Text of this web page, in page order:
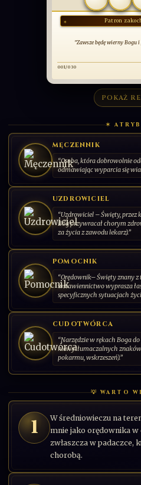
"Zawsze będę
001/030
SERIA:
POKAŻ
✶
MĘCZENNIK
“Osoba, która dobrowolnie
odmawiając wyparcia się
UZDROWICIEL
“Uzdrowiciel – Święty, przez
Bóg przywracał chorym
za życia z zawodu lekarz).”
POMOCNIK
“Orędownik– Święty znany z
wstawiennictwo wyprasza
specyficznych sytuacjach
CUDOTWÓRCA
“Narzędzie w rękach Boga
niewytłumaczalnych
pokarmu, wskrzeszeń).”
💡 WARTO
1
W średniowieczu na
mnie jako orędownika w
zwłaszcza w padaczce,
chorobą.